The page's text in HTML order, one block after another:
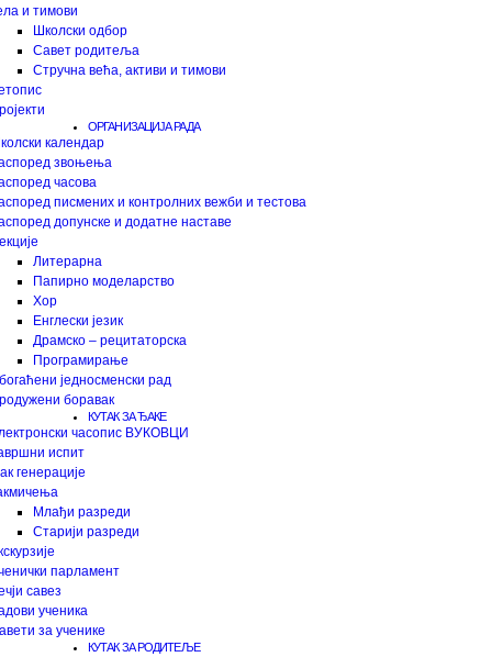
и тимови
Школски одбор
Савет родитеља
Стручна већа, активи и тимови
ОРГАНИЗАЦИЈА РАДА
календар
звоњења
часова
писмених и контролних вежби и тестова
допунске и додатне наставе
Литерарна
Папирно моделарство
Хор
Енглески језик
Драмско – рецитаторска
Програмирање
једносменски рад
боравак
КУТАК ЗА ЂАКЕ
часопис ВУКОВЦИ
испит
генерације
Млађи разреди
Старији разреди
парламент
савез
ученика
за ученике
КУТАК ЗА РОДИТЕЉЕ